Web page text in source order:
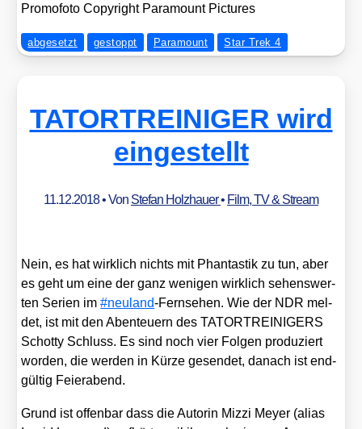
Pro­mo­fo­to Copy­right Para­mount Pic­tures
abgesetzt gestoppt Paramount Star Trek 4
TATORTREINIGER wird
eingestellt
11.12.2018• Von Stefan Holzhauer• Film, TV & Stream
Nein, es hat wirk­lich nichts mit Phan­tas­tik zu tun, aber
es geht um eine der ganz weni­gen wirk­lich sehens­wer­
ten Seri­en im#neu­land-Fern­se­hen. Wie der NDR mel­
det, ist mit den Aben­teu­ern des TATORTREINIGERS
Schot­ty Schluss. Es sind noch vier Fol­gen pro­du­ziert
wor­den, die wer­den in Kür­ze gesen­det, danach ist end­
gül­tig Fei­er­abend.
Grund ist offen­bar dass die Autorin Miz­zi Mey­er (ali­as